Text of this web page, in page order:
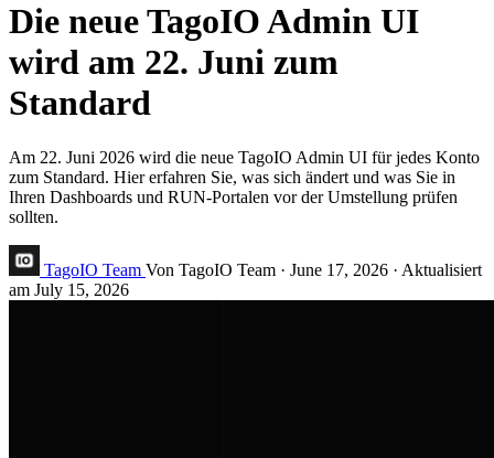
Die neue TagoIO Admin UI
wird am 22. Juni zum
Standard
Am 22. Juni 2026 wird die neue TagoIO Admin UI für jedes Konto
zum Standard. Hier erfahren Sie, was sich ändert und was Sie in
Ihren Dashboards und RUN-Portalen vor der Umstellung prüfen
sollten.
TagoIO Team Von TagoIO Team · June 17, 2026 · Aktualisiert
am July 15, 2026